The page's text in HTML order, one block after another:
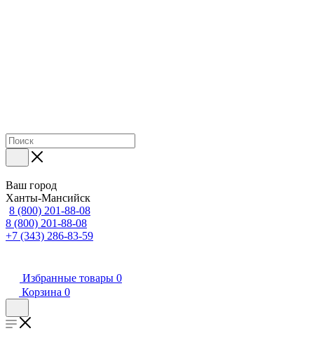
Ваш город
Ханты-Мансийск
8 (800) 201-88-08
8 (800) 201-88-08
+7 (343) 286-83-59
Избранные товары 0
Корзина 0